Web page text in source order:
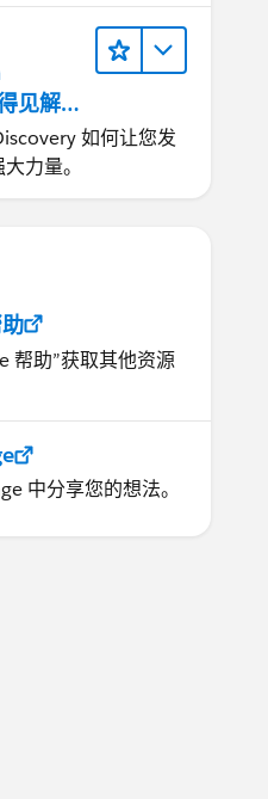
见解并
如何让您发
力量。
帮助”获取其他资源
中分享您的想法。